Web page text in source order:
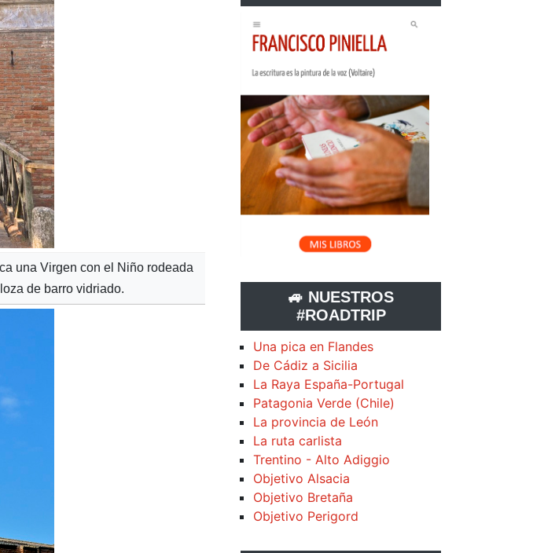
una Virgen con el Niño rodeada
de barro vidriado.
🚙 NUESTROS
#ROADTRIP
Una pica en Flandes
De Cádiz a Sicilia
La Raya España-Portugal
Patagonia Verde (Chile)
La provincia de León
La ruta carlista
Trentino - Alto Adiggio
Objetivo Alsacia
Objetivo Bretaña
Objetivo Perigord